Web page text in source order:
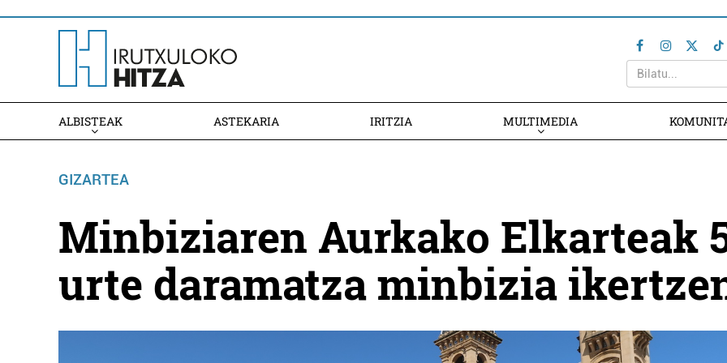
ALBISTEAK ASTEKARIA IRITZIA MULTIMEDIA
GIZARTEA
Minbiziaren Aurkako Elkarteak
urte daramatza minbizia